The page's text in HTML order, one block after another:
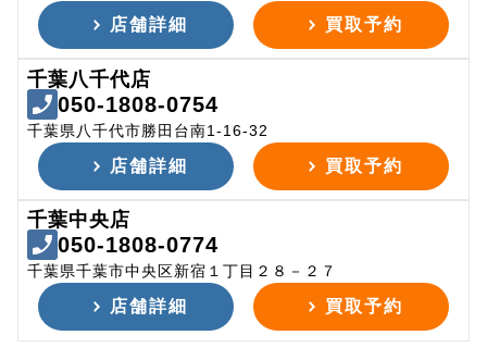
店舗詳細 買取予約
千葉八千代店
050-1808-0754
千葉県八千代市勝田台南1-16-32
店舗詳細 買取予約
千葉中央店
050-1808-0774
千葉県千葉市中央区新宿１丁目２８－２７
店舗詳細 買取予約